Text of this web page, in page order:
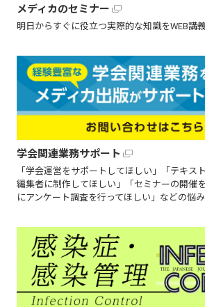
メディカのセミナー
明日からすぐに役立つ実際的な知識をWEB講
学会関連業務サポート
「学会運営をサポートしてほしい」「テキス
編集者に制作してほしい」「セミナーの開催
にアンケート調査を行ってほしい」などの悩